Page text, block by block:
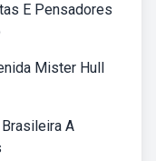
E Pensadores
Mister Hull
A